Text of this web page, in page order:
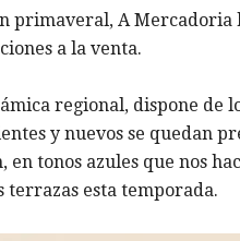
primaveral, A Mercadoria
a la venta.
regional, dispone de
y nuevos se quedan
en tonos azules que nos
terrazas esta temporada.